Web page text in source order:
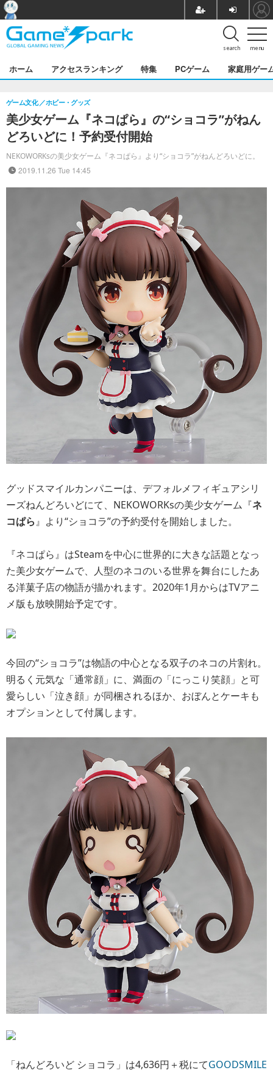
menu
search
ホーム アクセスランキング 特集 PCゲーム 家庭用ゲー
美少女ゲーム『ネコぱら』の“ショコラ”がねん
どろいどに！予約受付開始
NEKOWORKsの美少女ゲーム『ネコぱら』より“ショコラ”がねんどろいどに。
ゲーム文化 ホビー・グッズ
2019.11.26 Tue 14:45
グッドスマイルカンパニーは、デフォルメフィギュアシリ
ーズねんどろいどにて、NEKOWORKsの美少女ゲーム『ネ
コぱら』より“ショコラ”の予約受付を開始しました。
『ネコぱら』はSteamを中心に世界的に大きな話題となっ
た美少女ゲームで、人型のネコのいる世界を舞台にしたあ
る洋菓子店の物語が描かれます。2020年1月からはTVアニ
メ版も放映開始予定です。
今回の“ショコラ”は物語の中心となる双子のネコの片割れ。
明るく元気な「通常顔」に、満面の「にっこり笑顔」と可
愛らしい「泣き顔」が同梱されるほか、おぼんとケーキも
オプションとして付属します。
「ねんどろいど ショコラ」は4,636円＋税にてGOODSMILE